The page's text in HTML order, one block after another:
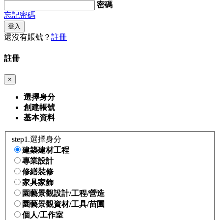
密碼
忘記密碼
登入
還沒有賬號？ 註冊
註冊
×
選擇身分
創建帳號
基本資料
step1.選擇身分
建築建材工程
專業設計
修繕裝修
家具家飾
園藝景觀設計/工程/營造
園藝景觀資材/工具/苗圃
個人/工作室